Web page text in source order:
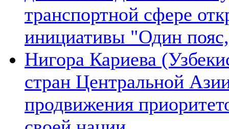
транспортной сфере
инициативы "Один
Нигора Кариева
стран Центральной
продвижения